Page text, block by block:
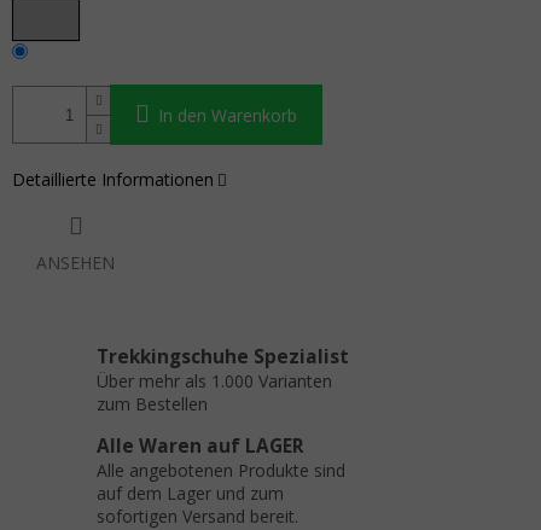
In den Warenkorb
Detaillierte Informationen
ANSEHEN
Trekkingschuhe Spezialist
Über mehr als 1.000 Varianten
zum Bestellen
Alle Waren auf LAGER
Alle angebotenen Produkte sind
auf dem Lager und zum
sofortigen Versand bereit.